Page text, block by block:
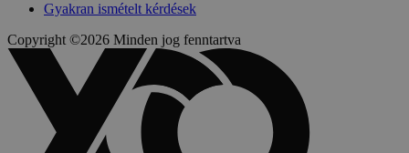
Gyakran ismételt kérdések
Copyright ©2026 Minden jog fenntartva